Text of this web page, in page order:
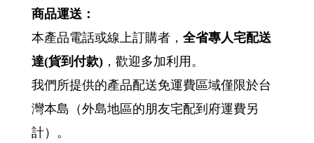
商品運送：
本產品電話或線上訂購者， 全省專人宅配送
達(貨到付款) ，歡迎多加利用。
我們所提供的產品配送免運費區域僅限於台
灣本島（外島地區的朋友宅配到府運費另
計）。